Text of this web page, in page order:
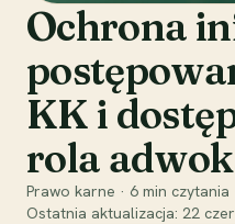
Ochrona
KK i
rola
Prawo karne · 6 min czytania
Ostatnia aktualizacja: 22